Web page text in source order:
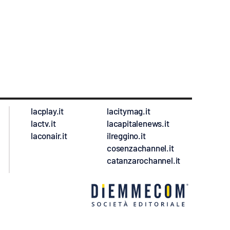
lacplay.it
lactv.it
laconair.it
lacitymag.it
lacapitalenews.it
ilreggino.it
cosenzachannel.it
catanzarochannel.it